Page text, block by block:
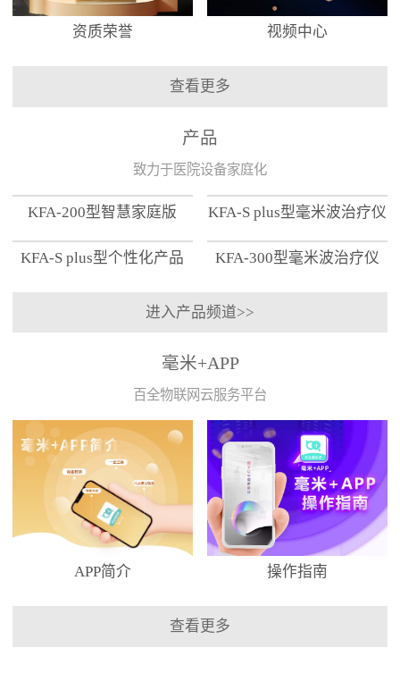
资质荣誉 视频中心
查看更多
产品
致力于医院设备家庭化
KFA-200型智慧家庭版 KFA-S plus型毫米波治疗仪
KFA-S plus型个性化产品
KFA-300型毫米波治疗仪
进入产品频道>>
毫米+APP
百全物联网云服务平台
APP简介 操作指南
查看更多